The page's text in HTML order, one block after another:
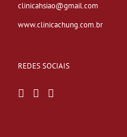
clinicahsiao@gmail.com
www.clinicachung.com.br
REDES SOCIAIS